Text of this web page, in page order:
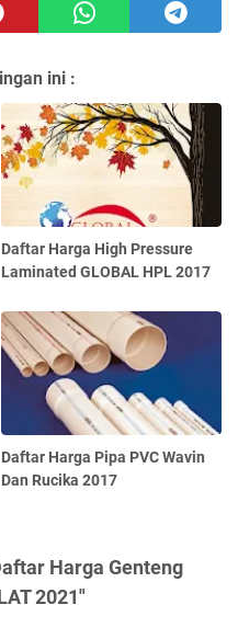
ini :
Daftar Harga High Pressure
Laminated GLOBAL HPL 2017
Daftar Harga Pipa PVC Wavin
Dan Rucika 2017
Harga Genteng
2021"